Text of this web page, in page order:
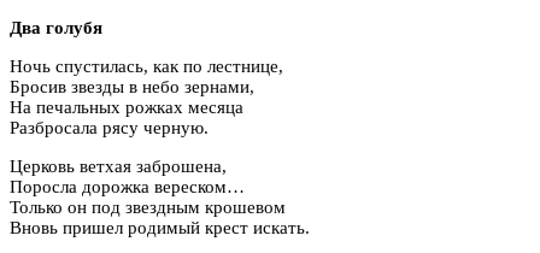
Два голубя
Ночь спустилась, как по лестнице,
Бросив звезды в небо зернами,
На печальных рожках месяца
Разбросала рясу черную.
Церковь ветхая заброшена,
Поросла дорожка вереском…
Только он под звездным крошевом
Вновь пришел родимый крест искать.